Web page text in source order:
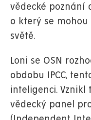
vědecké poznání
o který se
světě.
Loni se OSN
obdobu IPCC,
inteligenci.
vědecký panel